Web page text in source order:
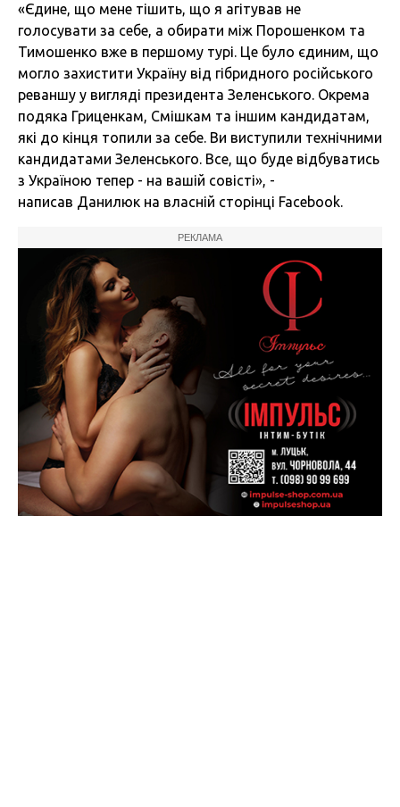
«Єдине, що мене тішить, що я агітував не
голосувати за себе, а обирати між Порошенком та
Тимошенко вже в першому турі. Це було єдиним, що
могло захистити Україну від гібридного російського
реваншу у вигляді президента Зеленського. Окрема
подяка Гриценкам, Смішкам та іншим кандидатам,
які до кінця топили за себе. Ви виступили технічними
кандидатами Зеленського. Все, що буде відбуватись
з Україною тепер - на вашій совісті», -
написав Данилюк на власній сторінці Facebook.
РЕКЛАМА